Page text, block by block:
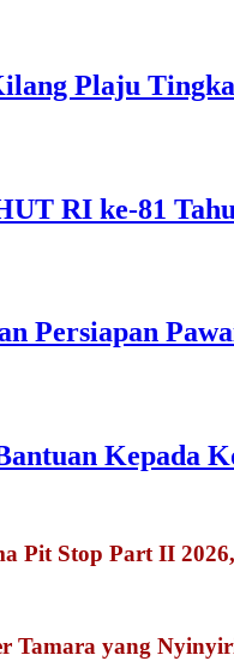
Plaju
RI ke-81
Persiapan
Kepada
Pit Stop Part II
Tamara yang